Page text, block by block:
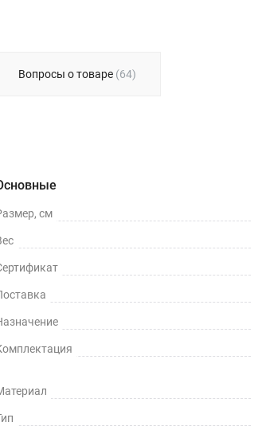
Вопросы о товаре (64)
см